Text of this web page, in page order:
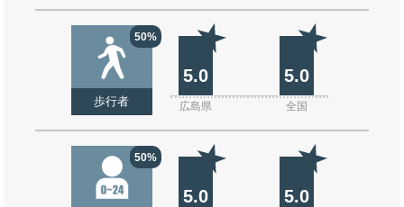
50%
歩行者
5.0 5.0
広島県 全国
50%
5.0 5.0